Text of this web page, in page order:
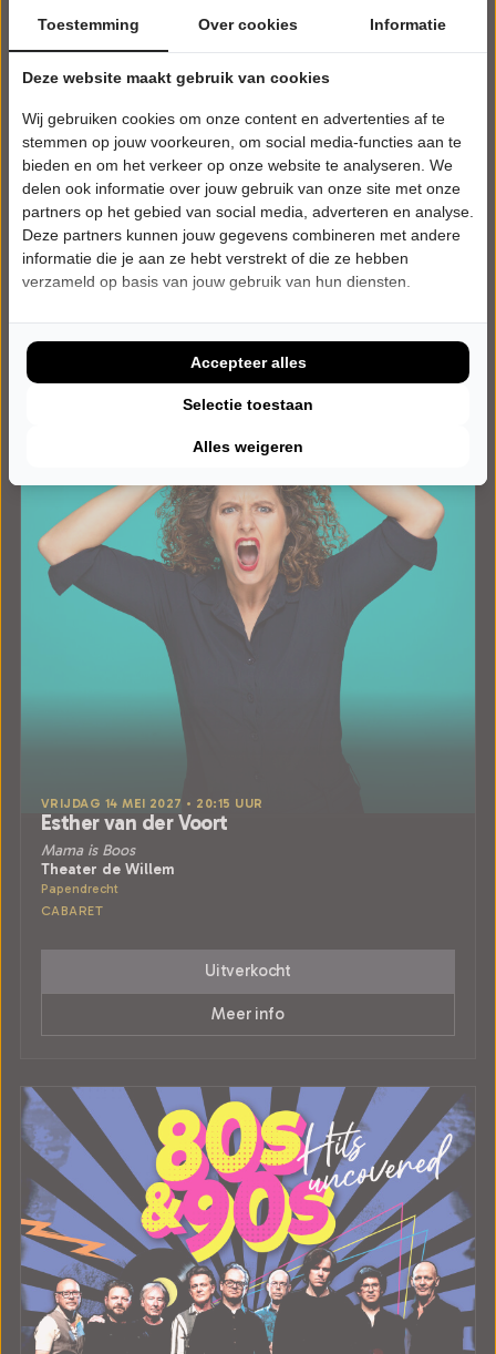
DONDERDAG 13 MEI 2027 • 20:15 UUR
Daar is hij weer!
Theater de Willem
Papendrecht
CABARET
Tickets
Meer info
VRIJDAG 14 MEI 2027 • 20:15 UUR
Esther van der Voort
Mama is Boos
Theater de Willem
Papendrecht
CABARET
Uitverkocht
Meer info
Toestemming Over cookies Informatie
Deze website maakt gebruik van cookies
Wij gebruiken cookies om onze content en advertenties af te
stemmen op jouw voorkeuren, om social media-functies aan te
bieden en om het verkeer op onze website te analyseren. We
delen ook informatie over jouw gebruik van onze site met onze
partners op het gebied van social media, adverteren en analyse.
Deze partners kunnen jouw gegevens combineren met andere
informatie die je aan ze hebt verstrekt of die ze hebben
verzameld op basis van jouw gebruik van hun diensten.
Alles weigeren
Selectie toestaan
Accepteer alles